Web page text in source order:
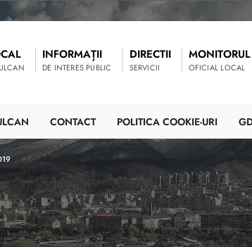
INFORMAȚII
DE INTERES PUBLIC
DIRECTII
SERVICII
MONITORUL
OFICIAL LOCAL
CONTACT POLITICA COOKIE-URI